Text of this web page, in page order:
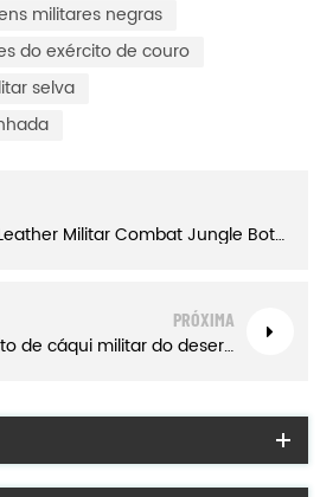
militares negras
do exército de couro
selva
Black Genuine Leather Militar Combat Jungle Botas Caminhadas Botas
PRÓXIMA
Botas táticas do exército de cáqui militar do deserto com zíper